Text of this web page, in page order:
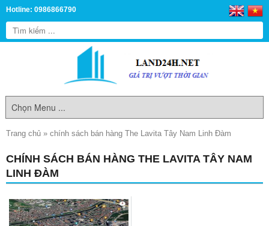
Hotline: 0986866790
Trang chủ » chính sách bán hàng The Lavita Tây Nam Linh Đàm
CHÍNH SÁCH BÁN HÀNG THE LAVITA TÂY NAM
LINH ĐÀM